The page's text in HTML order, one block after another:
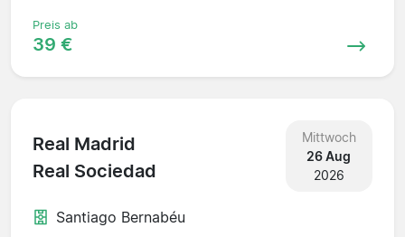
Preis ab
39 €
Real Madrid
Real Sociedad
Mittwoch
26 Aug
2026
Santiago Bernabéu